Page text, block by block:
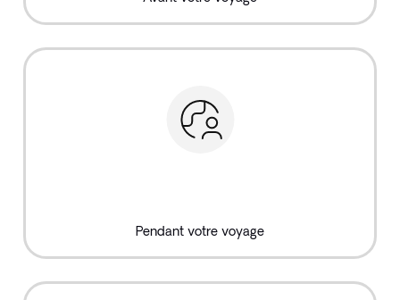
Pendant votre voyage